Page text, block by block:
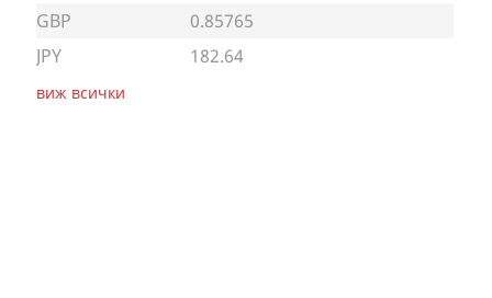
GBP
0.85765
JPY
182.64
виж всички